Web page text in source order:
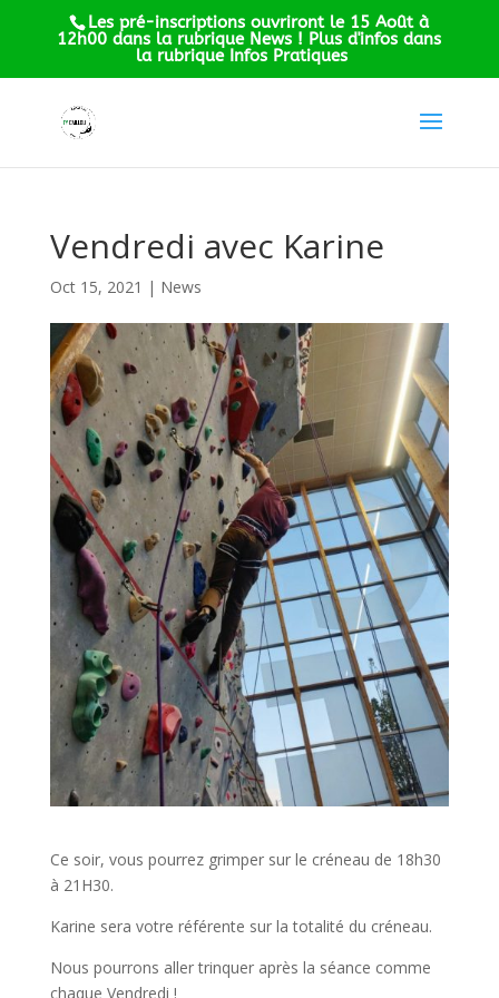
Les pré-inscriptions ouvriront le 15 Août à
12h00 dans la rubrique News ! Plus d'infos dans
la rubrique Infos Pratiques
Vendredi avec Karine
Oct 15, 2021 | News
Ce soir, vous pourrez grimper sur le créneau de 18h30
à 21H30.
Karine sera votre référente sur la totalité du créneau.
Nous pourrons aller trinquer après la séance comme
chaque Vendredi !